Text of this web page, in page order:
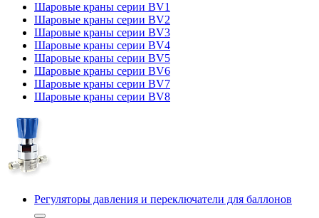
Шаровые краны серии BV1
Шаровые краны серии BV2
Шаровые краны серии BV3
Шаровые краны серии BV4
Шаровые краны серии BV5
Шаровые краны серии BV6
Шаровые краны серии BV7
Шаровые краны серии BV8
Регуляторы давления и переключатели для баллонов